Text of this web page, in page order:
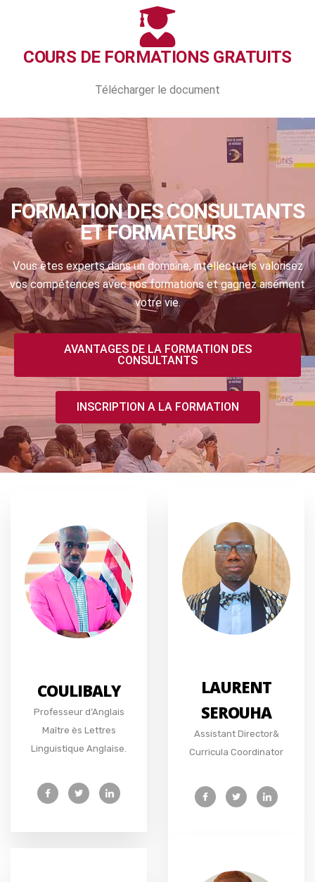
COURS DE FORMATIONS GRATUITS
Télécharger le document
FORMATION DES CONSULTANTS
ET FORMATEURS
Vous êtes experts dans un domaine, intellectuels valorisez
vos compétences avec nos formations et gagnez aisément
votre vie.
AVANTAGES DE LA FORMATION DES
CONSULTANTS
INSCRIPTION A LA FORMATION
COULIBALY
Professeur d’Anglais
Maître ès Lettres
Linguistique Anglaise.
LAURENT
SEROUHA
Assistant Director&
Curricula Coordinator